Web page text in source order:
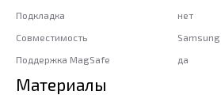
Подкладка
нет
Совместимость
Поддержка MagSafe
да
Материалы